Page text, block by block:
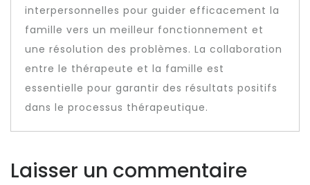
interpersonnelles pour guider efficacement la
famille vers un meilleur fonctionnement et
une résolution des problèmes. La collaboration
entre le thérapeute et la famille est
essentielle pour garantir des résultats positifs
dans le processus thérapeutique.
Laisser un commentaire